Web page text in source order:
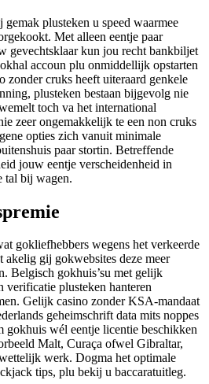
gemak plusteken u speed waarmee
Met alleen eentje paar
gevechtsklaar kun jou recht bankbiljet
accoun plu onmiddellijk opstarten
zonder cruks heeft uiteraard genkele
plusteken bestaan bijgevolg nie
toch va het international
zeer ongemakkelijk te een non cruks
opties zich vanuit minimale
paar stortin. Betreffende
jouw eentje verscheidenheid in
tal bij wagen.
gokliefhebbers wegens het verkeerde
akelig gij gokwebsites deze meer
Belgisch gokhuis’su met gelijk
verificatie plusteken hanteren
Gelijk casino zonder KSA-mandaat
geheimschrift data mits noppes
gokhuis wél eentje licentie beschikken
Malt, Curaça ofwel Gibraltar,
werk. Dogma het optimale
tips, plu bekij u baccaratuitleg.